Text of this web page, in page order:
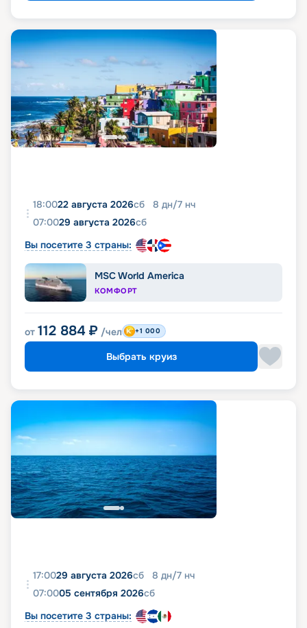
18:0022 августа 2026сб 8 дн/7 нч
07:0029 августа 2026сб
Вы посетите 3 страны:
MSC World America
КОМФОРТ
от 112 884 ₽ /чел +1 000
Выбрать круиз
17:0029 августа 2026сб 8 дн/7 нч
07:0005 сентября 2026сб
Вы посетите 3 страны: